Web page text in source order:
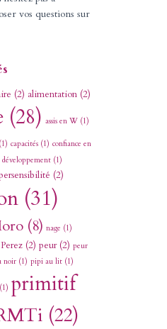
vos questions sur
(2) alimentation(2)
(28) assis en W(1)
(1) capacités(1) confiance en
développement(1)
(2)
(31)
(8) nage (1)
Perez(2) peur(2) peur
noir(1) pipi au lit(1)
primitif
(22)